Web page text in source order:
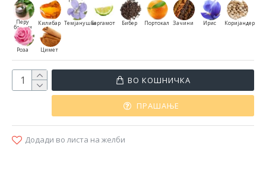
Перу
балсам
Килибар ТемјанушкаБергамот Бибер Портокал Зачини Ирис Коријандер
Роза Цимет
ВО КОШНИЧКА
ПРАШАЊЕ
Додади во листа на желби